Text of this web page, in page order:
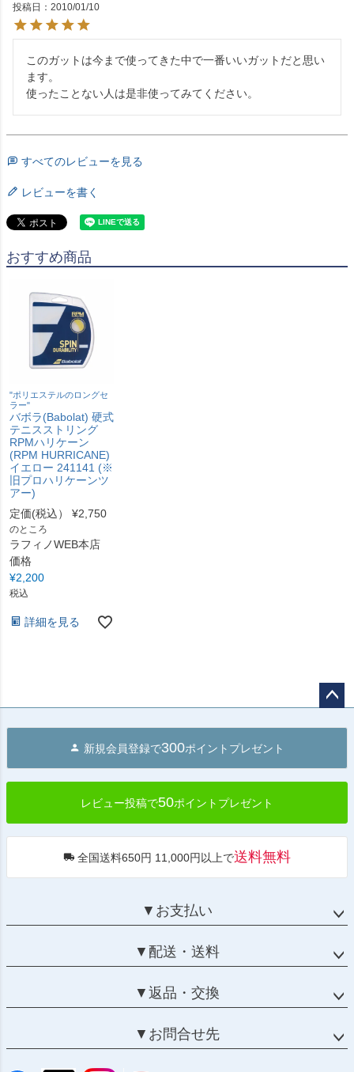
投稿日
2010/01/10
このガットは今まで使ってきた中で一番いいガットだと思い
ます。
使ったことない人は是非使ってみてください。
すべてのレビューを見る
レビューを書く
おすすめ商品
"ポリエステルのロングセ
ラー"
バボラ(Babolat) 硬式
テニスストリング
RPMハリケーン
(RPM HURRICANE)
イエロー 241141 (※
旧プロハリケーンツ
アー)
定価(税込）
¥2,750
のところ
ラフィノWEB本店
価格
¥2,200
税込
詳細を見る
へ
新規会員登録で300ポイントプレゼント
レビュー投稿で50ポイントプレゼント
全国送料650円 11,000円以上で送料無料
▼お支払い
▼配送・送料
▼返品・交換
▼お問合せ先